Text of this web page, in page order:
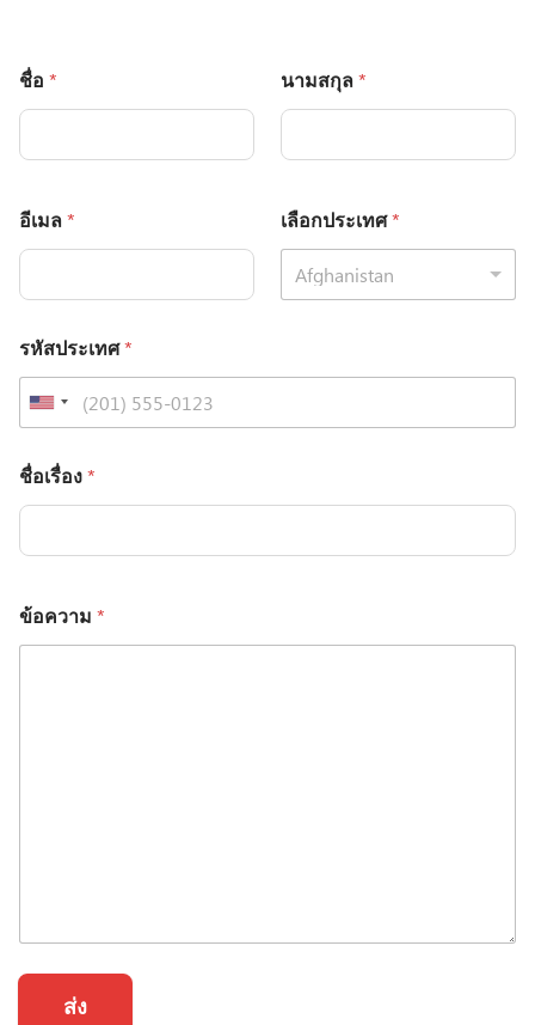
ชื่อ * นามสกุล*
อีเมล* เลือกประเทศ*
Afghanistan
รหัสประเทศ*
ชื่อเรื่อง*
ข้อความ *
ส่ง